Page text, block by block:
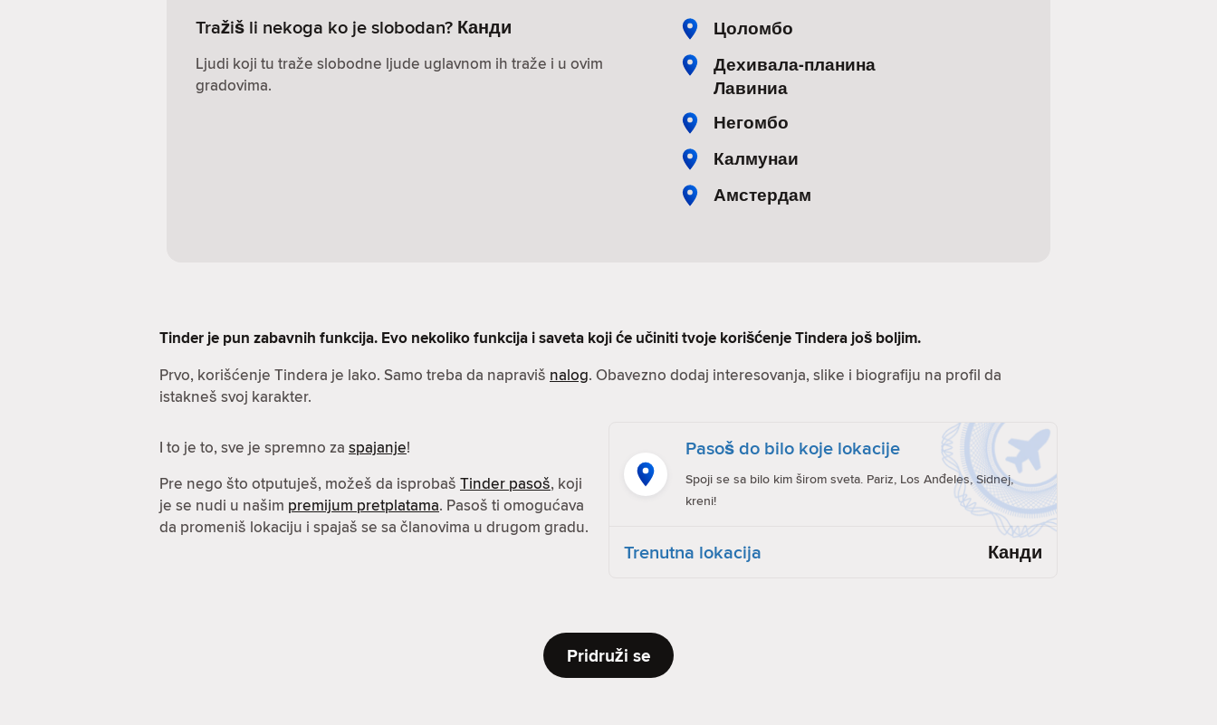
Tražiš li nekoga ko je slobodan? Канди
Ljudi koji tu traže slobodne ljude uglavnom ih traže i u ovim
gradovima.
Цоломбо
Дехивала-планина
Лавиниа
Негомбо
Калмунаи
Амстердам
Tinder je pun zabavnih funkcija. Evo nekoliko funkcija i saveta koji će učiniti tvoje korišćenje Tindera još boljim.
Prvo, korišćenje Tindera je lako. Samo treba da napraviš nalog. Obavezno dodaj interesovanja, slike i biografiju na profil da
istakneš svoj karakter.
I to je to, sve je spremno za spajanje!
Pre nego što otputuješ, možeš da isprobaš Tinder pasoš, koji
je se nudi u našim premijum pretplatama. Pasoš ti omogućava
da promeniš lokaciju i spajaš se sa članovima u drugom gradu.
Pasoš do bilo koje lokacije
Spoji se sa bilo kim širom sveta. Pariz, Los Anđeles, Sidnej,
kreni!
Trenutna lokacija Канди
Pridruži se